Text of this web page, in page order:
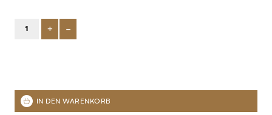
+ -